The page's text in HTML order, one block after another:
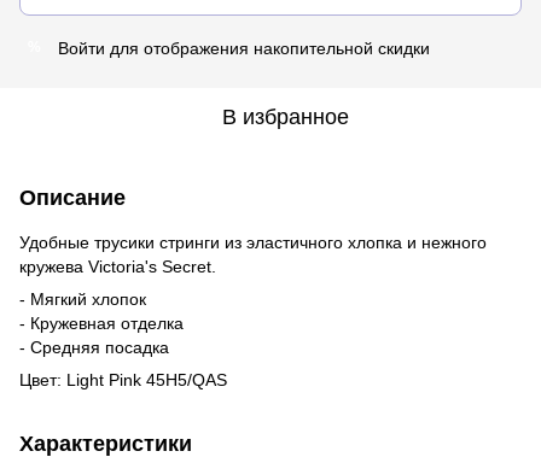
Войти для отображения накопительной скидки
В избранное
Описание
Удобные трусики стринги из эластичного хлопка и нежного
кружева Victoria's Secret.
- Мягкий хлопок
- Кружевная отделка
- Средняя посадка
Цвет: Light Pink 45H5/QAS
Характеристики